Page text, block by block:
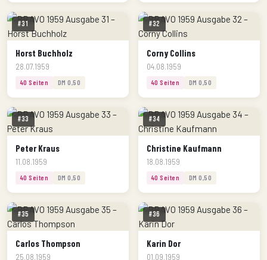
#31
Horst Buchholz
28.07.1959
40 Seiten DM 0,50
#32
Corny Collins
04.08.1959
40 Seiten DM 0,50
#33
Peter Kraus
11.08.1959
40 Seiten DM 0,50
#34
Christine Kaufmann
18.08.1959
40 Seiten DM 0,50
#35
Carlos Thompson
25.08.1959
#36
Karin Dor
01.09.1959